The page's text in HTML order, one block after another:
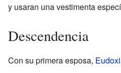
y usaran una vestimenta
Descendencia
Con su primera esposa,